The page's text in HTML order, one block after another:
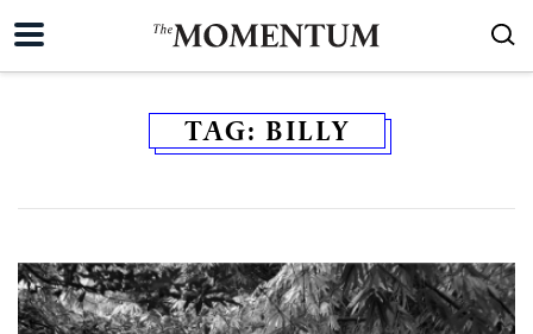
TAG: BILLY